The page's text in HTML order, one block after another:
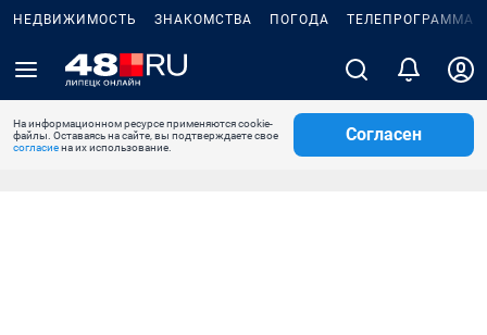
НЕДВИЖИМОСТЬ ЗНАКОМСТВА ПОГОДА ТЕЛЕПРОГРАММА
На информационном ресурсе применяются cookie-
файлы. Оставаясь на сайте, вы подтверждаете свое
согласиена их использование.
Согласен